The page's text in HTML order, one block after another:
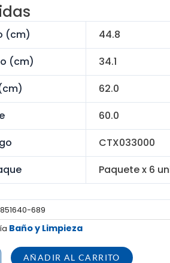
era:
S/ 414.00.
es:
S/
(cm)
44.8
(cm)
34.1
62.0
60.0
CTX033000
Paquete x 6
689
Baño y Limpieza
AÑADIR AL CARRITO